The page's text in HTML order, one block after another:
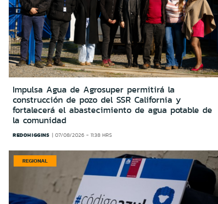
Impulsa Agua de Agrosuper permitirá la
construcción de pozo del SSR California y
fortalecerá el abastecimiento de agua potable de
la comunidad
REDOHIGGINS 07/08/2026 - 11:38 HRS
REGIONAL